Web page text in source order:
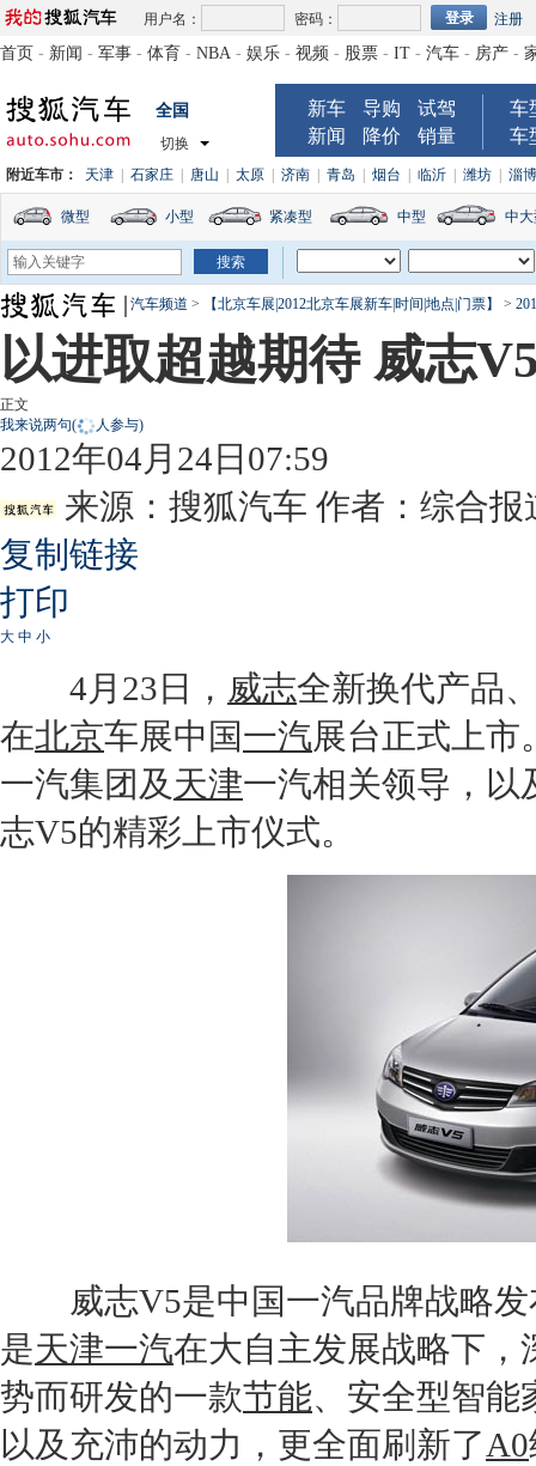
用户名： 密码： 注册
首页 - 新闻 - 军事 - 体育 - NBA - 娱乐 - 视频 - 股票 - IT - 汽车 - 房产 -
全国
切换
新车 导购
试驾
新闻
降价 销量
车
车
附近车市： 天津 石家庄 唐山 太原 济南 青岛 烟台 临沂 潍坊 淄博
微型 小型 紧凑型 中型 中
汽车频道 > 【北京车展|2012北京车展新车|时间|地点|门票】 >
以进取超越期待 威志
正文
我来说两句( 人参与)
2012年04月24日07:59
来源： 搜狐汽车 作者：综合报
复制链接
打印
大 中 小
4月23日， 威志全新换代产品
在北京车展中国一汽展台正式上市
一汽集团及 天津一汽相关领导，以
志V5的精彩上市仪式。
威志V5是中国一汽品牌战略
是天津一汽在大自主发展战略下，
势而研发的一款节能、安全型智能
以及充沛的动力，更全面刷新了A0